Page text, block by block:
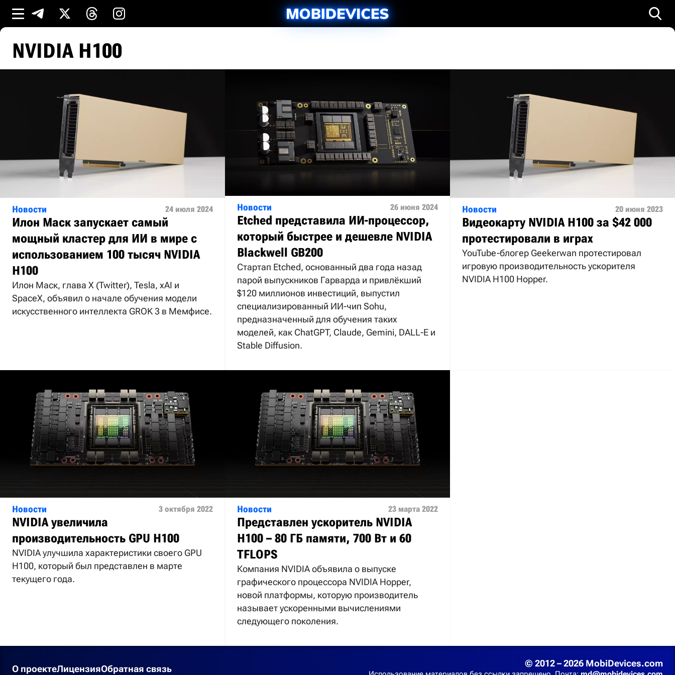
NVIDIA H100
Новости 24 июля 2024
Илон Маск запускает самый
мощный кластер для ИИ в мире с
использованием 100 тысяч NVIDIA
H100
Илон Маск, глава X (Twitter), Tesla, xAI и
SpaceX, объявил о начале обучения модели
искусственного интеллекта GROK 3 в Мемфисе.
Новости 26 июня 2024
Etched представила ИИ-процессор,
который быстрее и дешевле NVIDIA
Blackwell GB200
Стартап Etched, основанный два года назад
парой выпускников Гарварда и привлёкший
$120 миллионов инвестиций, выпустил
специализированный ИИ-чип Sohu,
предназначенный для обучения таких
моделей, как ChatGPT, Claude, Gemini, DALL-E и
Stable Diffusion.
Новости 20 июня 2023
Видеокарту NVIDIA H100 за $42 000
протестировали в играх
YouTube-блогер Geekerwan протестировал
игровую производительность ускорителя
NVIDIA H100 Hopper.
Новости 3 октября 2022
NVIDIA увеличила
производительность GPU H100
NVIDIA улучшила характеристики своего GPU
H100, который был представлен в марте
текущего года.
Новости 23 марта 2022
Представлен ускоритель NVIDIA
H100 – 80 ГБ памяти, 700 Вт и 60
TFLOPS
Компания NVIDIA объявила о выпуске
графического процессора NVIDIA Hopper,
новой платформы, которую производитель
называет ускоренными вычислениями
следующего поколения.
О проектеЛицензияОбратная связь © 2012 – 2026 MobiDevices.com